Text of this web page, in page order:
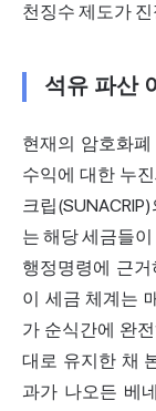
천징수 제도가
석유 파산
현재의 암호화
수익에 대한 누
크립
는 해당 세금들
행정명령에 근
이 세금 체계는
가 순식간에 완
대로 유지한 채
과가 나오든 베